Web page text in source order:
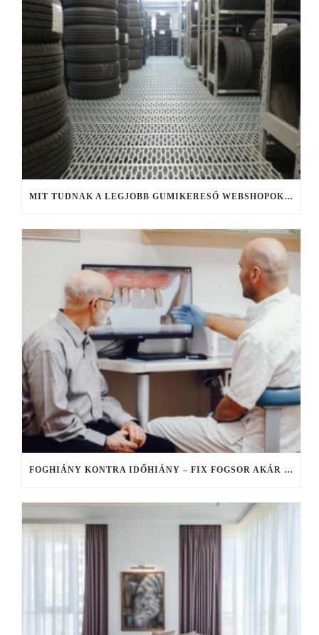
MIT TUDNAK A LEGJOBB GUMIKERESŐ WEBSHOPOK, ÉS MIRE FIGYELJ KERESÉS KÖZBEN?
FOGHIÁNY KONTRA IDŐHIÁNY – FIX FOGSOR AKÁR EGY NAP ALATT, HA NINCS IDŐ ELHÚZÓDÓ KEZELÉSEKRE